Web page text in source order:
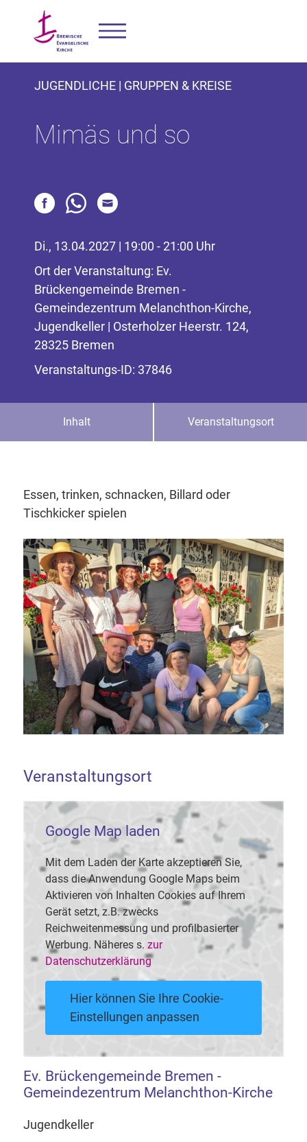
JUGENDLICHE | GRUPPEN & KREISE
Mimäs und so
Di., 13.04.2027 | 19:00 - 21:00 Uhr
Ort der Veranstaltung: Ev.
Brückengemeinde Bremen -
Gemeindezentrum Melanchthon-Kirche,
Jugendkeller | Osterholzer Heerstr. 124,
28325 Bremen
Veranstaltungs-ID: 37846
Inhalt Veranstaltungsort
Essen, trinken, schnacken, Billard oder
Tischkicker spielen
Veranstaltungsort
Google Map laden
Mit dem Laden der Karte akzeptieren Sie,
dass die Anwendung Google Maps beim
Aktivieren von Inhalten Cookies auf Ihrem
Gerät setzt, z.B. zwecks
Reichweitenmessung und profilbasierter
Werbung. Näheres s. zur
Datenschutzerklärung
Hier können Sie Ihre Cookie-
Einstellungen anpassen
Ev. Brückengemeinde Bremen -
Gemeindezentrum Melanchthon-Kirche
Jugendkeller